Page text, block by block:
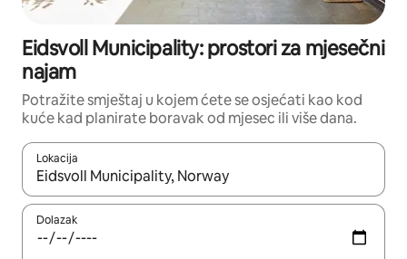
Eidsvoll Municipality: prostori za mjesečni
najam
Potražite smještaj u kojem ćete se osjećati kao kod
kuće kad planirate boravak od mjesec ili više dana.
Lokacija
Kada budu dostupni rezultati, moći ćete ih pregledati
Dolazak